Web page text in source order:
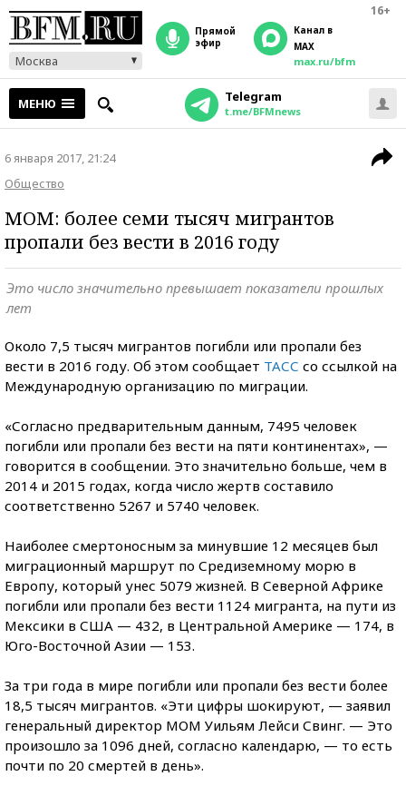
16+
Москва
прямой
эфир
Канал в
MAX
max.ru/bfm
МЕНЮ Telegram
t.me/BFMnews
6 января 2017, 21:24
Общество
МОМ: более семи тысяч мигрантов
пропали без вести в 2016 году
Это число значительно превышает показатели прошлых
лет
Около 7,5 тысяч мигрантов погибли или пропали без
вести в 2016 году. Об этом сообщает ТАСС со ссылкой на
Международную организацию по миграции.
«Согласно предварительным данным, 7495 человек
погибли или пропали без вести на пяти континентах», —
говорится в сообщении. Это значительно больше, чем в
2014 и 2015 годах, когда число жертв составило
соответственно 5267 и 5740 человек.
Наиболее смертоносным за минувшие 12 месяцев был
миграционный маршрут по Средиземному морю в
Европу, который унес 5079 жизней. В Северной Африке
погибли или пропали без вести 1124 мигранта, на пути из
Мексики в США — 432, в Центральной Америке — 174, в
Юго-Восточной Азии — 153.
За три года в мире погибли или пропали без вести более
18,5 тысяч мигрантов. «Эти цифры шокируют, — заявил
генеральный директор МОМ Уильям Лейси Свинг. — Это
произошло за 1096 дней, согласно календарю, — то есть
почти по 20 смертей в день».